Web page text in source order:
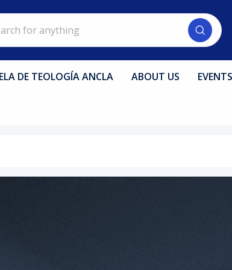
DE TEOLOGÍA ANCLA ABOUT US EVENTS